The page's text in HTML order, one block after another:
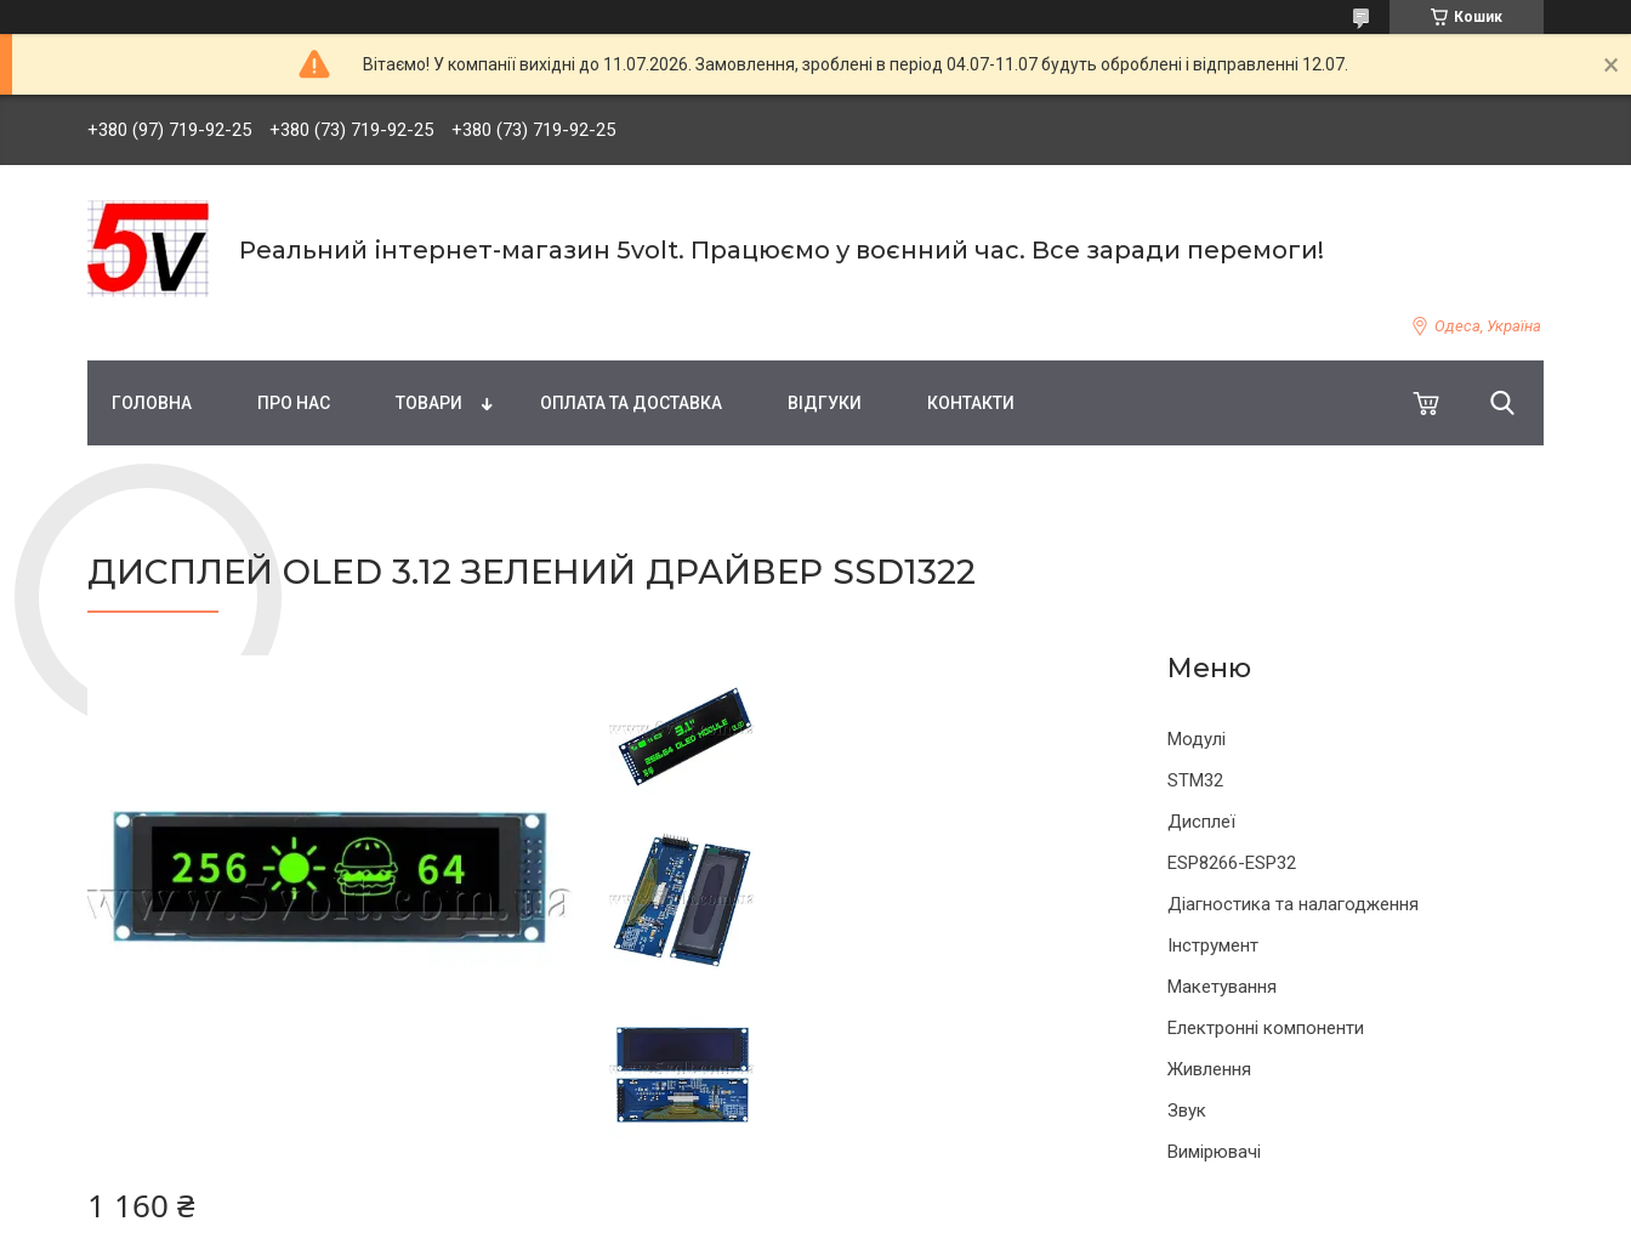
Кошик
Вітаємо! У компанії вихідні до 11.07.2026. Замовлення, зроблені в період 04.07-11.07 будуть оброблені і відправленні 12.07.
+380 (97) 719-92-25 +380 (73) 719-92-25 +380 (73) 719-92-25
Реальний інтернет-магазин 5volt. Працюємо у воєнний час. Все заради перемоги!
Одеса, Україна
ГОЛОВНА ПРО НАС ТОВАРИ ОПЛАТА ТА ДОСТАВКА ВІДГУКИ КОНТАКТИ
ДИСПЛЕЙ OLED 3.12 ЗЕЛЕНИЙ ДРАЙВЕР SSD1322
Модулі
STM32
Дисплеї
ESP8266-ESP32
Діагностика та налагодження
Інструмент
Макетування
Електронні компоненти
Живлення
Звук
Вимірювачі
1 160 ₴